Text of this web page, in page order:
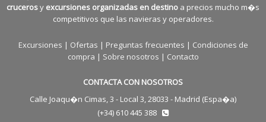
crucerosy excursiones organizadas en destino a precios mucho m�s
competitivos que las navieras y operadores.
Excursiones | Ofertas | Preguntas frecuentes | Condiciones de
compra | Sobre nosotros | Contacto
CONTACTA CON NOSOTROS
Calle Joaqu�n Cimas, 3 - Local 3, 28033 - Madrid (Espa�a)
(+34) 610 445 388